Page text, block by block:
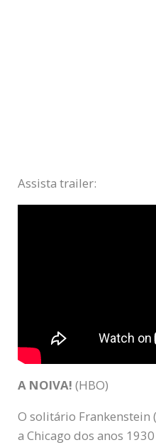
Assista trailer:
A NOIVA! (HBO)
O solitário Frankenstein
a Chicago dos anos